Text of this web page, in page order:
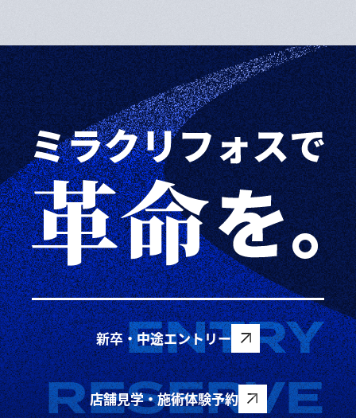
新卒・中途エントリー
店舗見学・施術体験予約